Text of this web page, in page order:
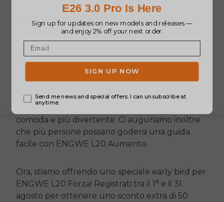
Considerazioni finali
Diamo valore ai sentimenti dei nostri utenti e
ascoltiamo le vostre idee. Pertanto, dopo aver
ascoltato le opinioni della maggior parte di
utenti, lo abbiamo aggiornato e il
potenteENGWE L20È nato Boost. Ogni suo
design è pensato per migliorare l'esperienza
utente e rendere la guida più facile, più
comoda e più divertente. Ci auguriamo inoltre
che più persone possano godersi una guida
facile con ENGWE L20 Aumento.
Ora, stiamo offrendo uno speciale early bird per
ENGWE L20 Forza! Registrati tra il 1° e il 31
agosto per ottenere uno sconto extra di 50